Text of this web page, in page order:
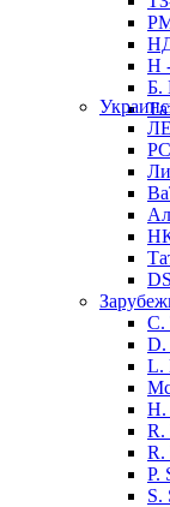
Н
Б.
C.
D.
L.
H.
R.
R.
P.
S.